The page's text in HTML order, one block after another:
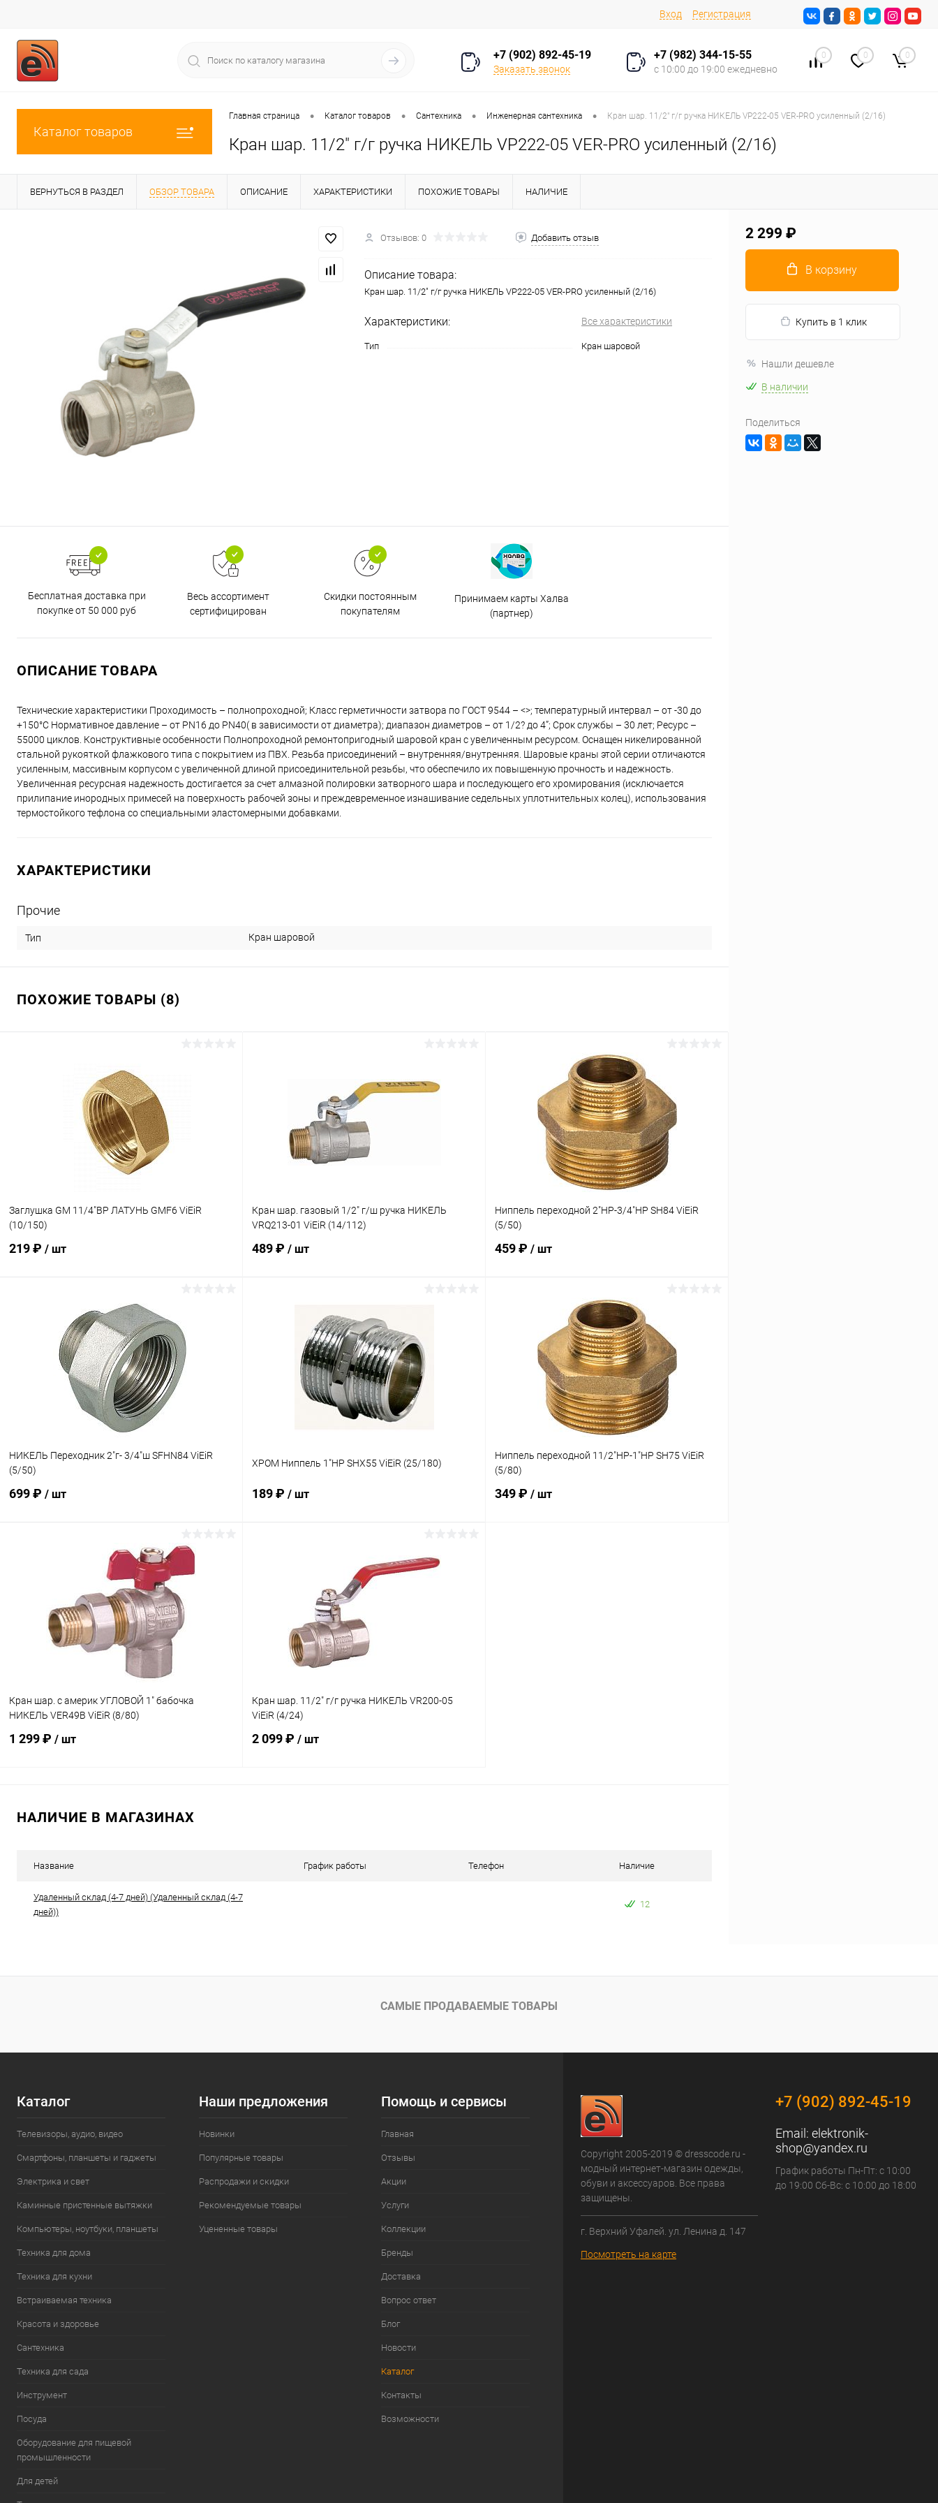
Вход Регистрация
+7 (902) 892-45-19
Заказать звонок
+7 (982) 344-15-55
с 10:00 до 19:00 ежедневно
0 0 0
Каталог товаров
Главная страница • Каталог товаров • Сантехника • Инженерная сантехника • Кран шар. 11/2" г/г ручка НИКЕЛЬ VP222-05 VER-PRO усиленный (2/16)
Кран шар. 11/2" г/г ручка НИКЕЛЬ VP222-05 VER-PRO усиленный (2/16)
ВЕРНУТЬСЯ В РАЗДЕЛ ОБЗОР ТОВАРА ОПИСАНИЕ ХАРАКТЕРИСТИКИ ПОХОЖИЕ ТОВАРЫ НАЛИЧИЕ
Отзывов: 0 Добавить отзыв
Описание товара:
Кран шар. 11/2" г/г ручка НИКЕЛЬ VP222-05 VER-PRO усиленный (2/16)
Характеристики: Все характеристики
Тип Кран шаровой
Бесплатная доставка при
покупке от 50 000 руб
Весь ассортимент
сертифицирован
Скидки постоянным
покупателям
Принимаем карты Халва
(партнер)
ОПИСАНИЕ ТОВАРА
Технические характеристики Проходимость – полнопроходной; Класс герметичности затвора по ГОСТ 9544 – <>; температурный интервал – от -30 до
+150°С Нормативное давление – от PN16 до PN40( в зависимости от диаметра); диапазон диаметров – от 1/2? до 4”; Срок службы – 30 лет; Ресурс –
55000 циклов. Конструктивные особенности Полнопроходной ремонтопригодный шаровой кран с увеличенным ресурсом. Оснащен никелированной
стальной рукояткой флажкового типа с покрытием из ПВХ. Резьба присоединений – внутренняя/внутренняя. Шаровые краны этой серии отличаются
усиленным, массивным корпусом с увеличенной длиной присоединительной резьбы, что обеспечило их повышенную прочность и надежность.
Увеличенная ресурсная надежность достигается за счет алмазной полировки затворного шара и последующего его хромирования (исключается
прилипание инородных примесей на поверхность рабочей зоны и преждевременное изнашивание седельных уплотнительных колец), использования
термостойкого тефлона со специальными эластомерными добавками.
ХАРАКТЕРИСТИКИ
Прочие
Тип Кран шаровой
ПОХОЖИЕ ТОВАРЫ (8)
Заглушка GM 11/4"ВР ЛАТУНЬ GMF6 ViEiR
(10/150)
219 ₽ / шт
В корзину
Купить в 1 клик К сравнению
В избранное В наличии
Кран шар. газовый 1/2" г/ш ручка НИКЕЛЬ
VRQ213-01 ViEiR (14/112)
489 ₽ / шт
Купить в 1 клик К сравнению
В избранное В наличии
Ниппель переходной 2"НР-3/4"НР SH84 ViEiR
(5/50)
459 ₽ / шт
В корзину
Купить в 1 клик К сравнению
В избранное В наличии
НИКЕЛЬ Переходник 2"г- 3/4"ш SFHN84 ViEiR
(5/50)
699 ₽ / шт
В корзину
К сравнению
В избранное В наличии
ХРОМ Ниппель 1"НР SHX55 ViEiR (25/180)
189 ₽ / шт
Купить в 1 клик
В избранное
Ниппель переходной 11/2"НР-1"НР SH75 ViEiR
(5/80)
349 ₽ / шт
Кран шар. с америк УГЛОВОЙ 1" бабочка
НИКЕЛЬ VER49B ViEiR (8/80)
1 299 ₽ / шт
Кран шар. 11/2" г/г ручка НИКЕЛЬ VR200-05
ViEiR (4/24)
2 099 ₽ / шт
НАЛИЧИЕ В МАГАЗИНАХ
Название График работы Телефон Наличие
Удаленный склад (4-7 дней) (Удаленный склад (4-7
дней))
12
2 299 ₽
В корзину
Купить в 1 клик
Нашли дешевле
В наличии
Поделиться
САМЫЕ ПРОДАВАЕМЫЕ ТОВАРЫ
Каталог
Телевизоры, аудио, видео
Смартфоны, планшеты и гаджеты
Электрика и свет
Каминные пристенные вытяжки
Компьютеры, ноутбуки, планшеты
Техника для дома
Техника для кухни
Встраиваемая техника
Красота и здоровье
Сантехника
Техника для сада
Инструмент
Посуда
Оборудование для пищевой
промышленности
Для детей
Наши предложения
Новинки
Популярные товары
Распродажи и скидки
Рекомендуемые товары
Уцененные товары
Помощь и сервисы
Главная
Отзывы
Акции
Услуги
Коллекции
Бренды
Доставка
Вопрос ответ
Блог
Новости
Каталог
Контакты
Возможности
Copyright 2005-2019 © dresscode.ru -
модный интернет-магазин одежды,
обуви и аксессуаров. Все права
защищены.
г. Верхний Уфалей. ул. Ленина д. 147
Посмотреть на карте
+7 (902) 892-45-19
Email: elektronik-
shop@yandex.ru
График работы Пн-Пт: с 10:00
до 19:00 Сб-Вс: с 10:00 до 18:00